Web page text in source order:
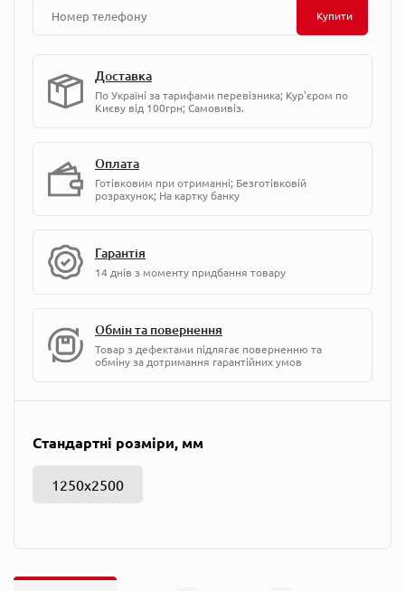
Купити
Доставка
По Україні за тарифами перевізника; Кур'єром по
Києву від 100грн; Самовивіз.
Оплата
Готівковим при отриманні; Безготівковій
розрахунок; На картку банку
Гарантія
14 днів з моменту придбання товару
Обмін та повернення
Товар з дефектами підлягає поверненню та
обміну за дотримання гарантійних умов
Стандартні розміри, мм
1250х2500